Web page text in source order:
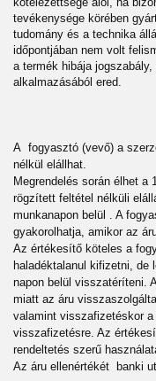
tevékenysége körében
tudomány és a technika
időpontjában nem volt
a termék hibája
alkalmazásából ered.
A fogyasztó (vevő) a
nélkül elállhat.
Megrendelés során élhet a
rögzített feltétel nélküli
munkanapon belül . A
gyakorolhatja, amikor az
Az értékesítő köteles a
haladéktalanul kifizetni, de
napon belül visszatéríteni.
miatt az áru
valamint visszafizetéskor
visszafizetésre. Az
rendeltetés szerű
Az áru ellenértékét banki